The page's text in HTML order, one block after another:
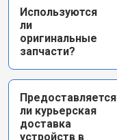
Используются
ли
оригинальные
запчасти?
Предоставляется
ли курьерская
доставка
устройств в